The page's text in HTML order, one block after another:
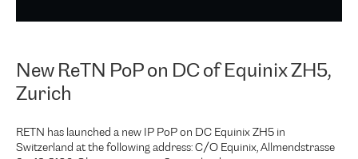
New ReTN PoP on DC of Equinix ZH5,
Zurich
RETN has launched a new IP PoP on DC Equinix ZH5 in
Switzerland at the following address: C/O Equinix, Allmendstrasse